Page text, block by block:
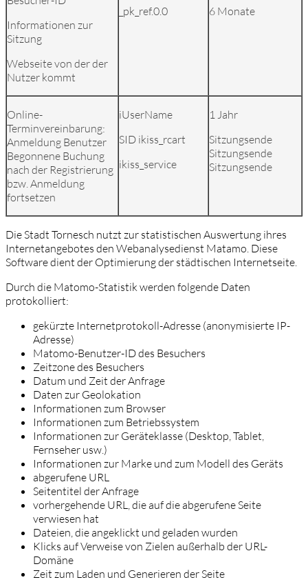
Informationen zur
Sitzung
Webseite von der der
Nutzer kommt
_pk_ref.0.0 6 Monate
Online-
Terminvereinbarung:
Anmeldung Benutzer
Begonnene Buchung
nach der Registrierung
bzw. Anmeldung
fortsetzen
iUserName
SID ikiss_rcart
ikiss_service
1 Jahr
Sitzungsende
Sitzungsende
Sitzungsende
Die Stadt Tornesch nutzt zur statistischen Auswertung ihres
Internetangebotes den Webanalysedienst Matamo. Diese
Software dient der Optimierung der städtischen Internetseite.
Durch die Matomo-Statistik werden folgende Daten
protokolliert:
gekürzte Internetprotokoll-Adresse (anonymisierte IP-
Adresse)
Matomo-Benutzer-ID des Besuchers
Zeitzone des Besuchers
Datum und Zeit der Anfrage
Daten zur Geolokation
Informationen zum Browser
Informationen zum Betriebssystem
Informationen zur Geräteklasse (Desktop, Tablet,
Fernseher usw.)
Informationen zur Marke und zum Modell des Geräts
abgerufene URL
Seitentitel der Anfrage
vorhergehende URL, die auf die abgerufene Seite
verwiesen hat
Dateien, die angeklickt und geladen wurden
Klicks auf Verweise von Zielen außerhalb der URL-
Domäne
Zeit zum Laden und Generieren der Seite